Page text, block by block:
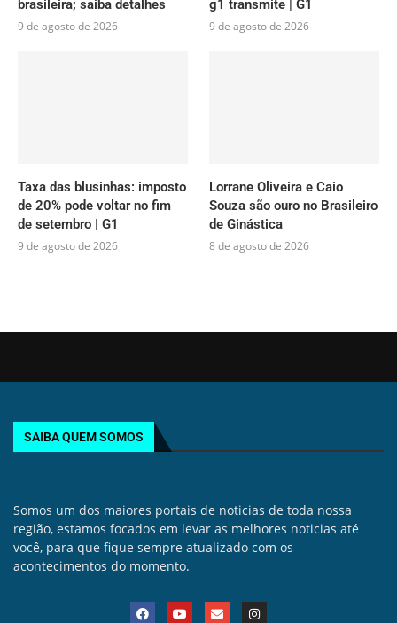
brasileira; saiba detalhes
9 de agosto de 2026
g1 transmite | G1
9 de agosto de 2026
Taxa das blusinhas: imposto
de 20% pode voltar no fim
de setembro | G1
9 de agosto de 2026
Lorrane Oliveira e Caio
Souza são ouro no Brasileiro
de Ginástica
8 de agosto de 2026
SAIBA QUEM SOMOS
Somos um dos maiores portais de noticias de toda nossa
região, estamos focados em levar as melhores noticias até
você, para que fique sempre atualizado com os
acontecimentos do momento.